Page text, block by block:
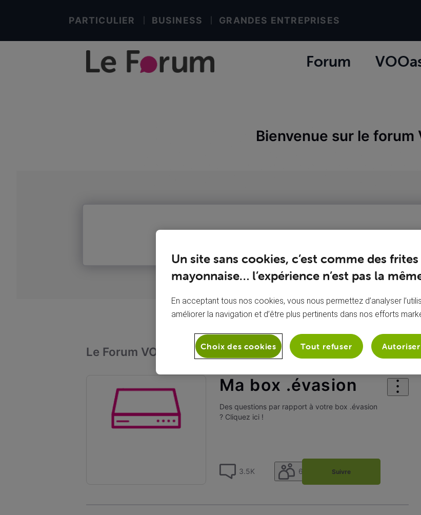
PARTICULIER BUSINESS GRANDES ENTREPRISES
Forum
Bienvenue sur le forum
Le Forum VOO Télévision Ma box .évasion
Ma box .évasion
Des questions par rapport à votre box .évasion
? Cliquez ici !
3.5K 64 Suivre
Un site sans cookies, c’est comme des frites
mayonnaise… l’expérience n’est pas la
En acceptant tous nos cookies, vous nous permettez d’analyser
améliorer la navigation et d’être plus pertinents dans nos efforts
Tout refuser
Choix des cookies